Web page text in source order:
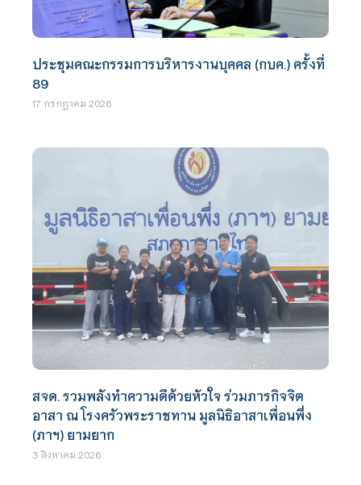
ประชุมคณะกรรมการบริหารงานบุคคล (กบค.) ครั้งที่
89
17 กรกฎาคม 2026
สจด. รวมพลังทำความดีด้วยหัวใจ ร่วมภารกิจจิต
อาสา ณ โรงครัวพระราชทาน มูลนิธิอาสาเพื่อนพึ่ง
(ภาฯ) ยามยาก
3 สิงหาคม 2026